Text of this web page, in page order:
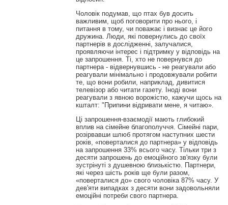
Чоловік подумав, що птах був досить
важливим, щоб поговорити про нього, і
питання в тому, чи поважає і визнає це його
дружина. Люди, які повернулись до своїх
партнерів в дослідженні, залучалися,
проявляючи інтерес і підтримку у відповідь на
це запрошення. Ті, хто не повернувся до
партнера - відвернувшись - не реагували або
реагували мінімально і продовжували робити
те, що вони робили, наприклад, дивитися
телевізор або читати газету. Іноді вони
реагували з явною ворожістю, кажучи щось на
кшталт: "Припини відривати мене, я читаю».
Ці запрошення-взаємодії мають глибокий
вплив на сімейне благополуччя. Сімейні пари,
розірвавши шлюб протягом наступних шести
років, «поверталися до партнера» у відповідь
на запрошення 33% всього часу. Тільки три з
десяти запрошень до емоційного зв'язку були
зустрінуті з душевною близькістю. Партнери,
які через шість років ще були разом,
«поверталися до» свого чоловіка 87% часу. У
дев'яти випадках з десяти вони задовольняли
емоційні потреби свого партнера.